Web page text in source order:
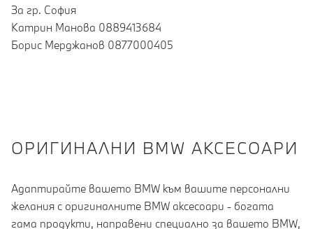
За гр. София
Катрин Манова 0889413684
Борис Мерджанов 0877000405
OРИГИНАЛНИ BMW АКСЕСОАРИ
Адаптирайте вашето BMW към вашите персонални
желания с оригиналните BMW аксесоари - богата
гама продукти, направени специално за вашето BMW,